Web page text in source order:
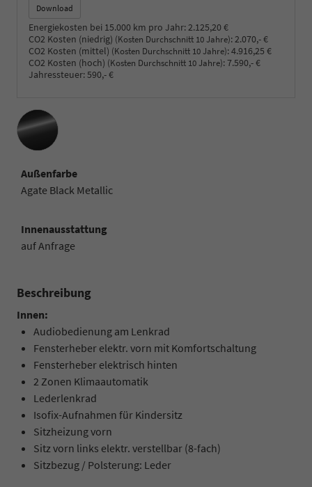
Download
Energiekosten bei 15.000 km pro Jahr:2.125,20 €
CO2 Kosten (niedrig) (Kosten Durchschnitt 10 Jahre):2.070,- €
CO2 Kosten (mittel) (Kosten Durchschnitt 10 Jahre):4.916,25 €
CO2 Kosten (hoch) (Kosten Durchschnitt 10 Jahre):7.590,- €
Jahressteuer:590,- €
Außenfarbe
Agate Black Metallic
Innenausstattung
auf Anfrage
Beschreibung
Innen:
Audiobedienung am Lenkrad
Fensterheber elektr. vorn mit Komfortschaltung
Fensterheber elektrisch hinten
2 Zonen Klimaautomatik
Lederlenkrad
Isofix-Aufnahmen für Kindersitz
Sitzheizung vorn
Sitz vorn links elektr. verstellbar (8-fach)
Sitzbezug / Polsterung: Leder